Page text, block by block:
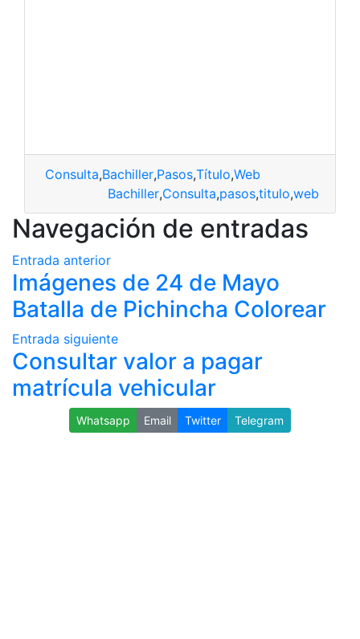
Consulta,Bachiller,Pasos,Título,Web
Bachiller,Consulta,pasos,titulo,web
Navegación de entradas
Entrada anterior
Imágenes de 24 de Mayo
Batalla de Pichincha Colorear
Entrada siguiente
Consultar valor a pagar
matrícula vehicular
Whatsapp Email Twitter Telegram